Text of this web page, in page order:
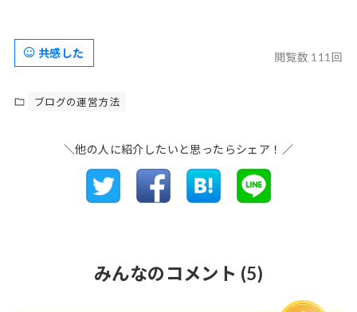
閲覧数 111回
共感した
ブログの運営方法
＼他の人に紹介したいと思ったらシェア！／
みんなのコメント (5)